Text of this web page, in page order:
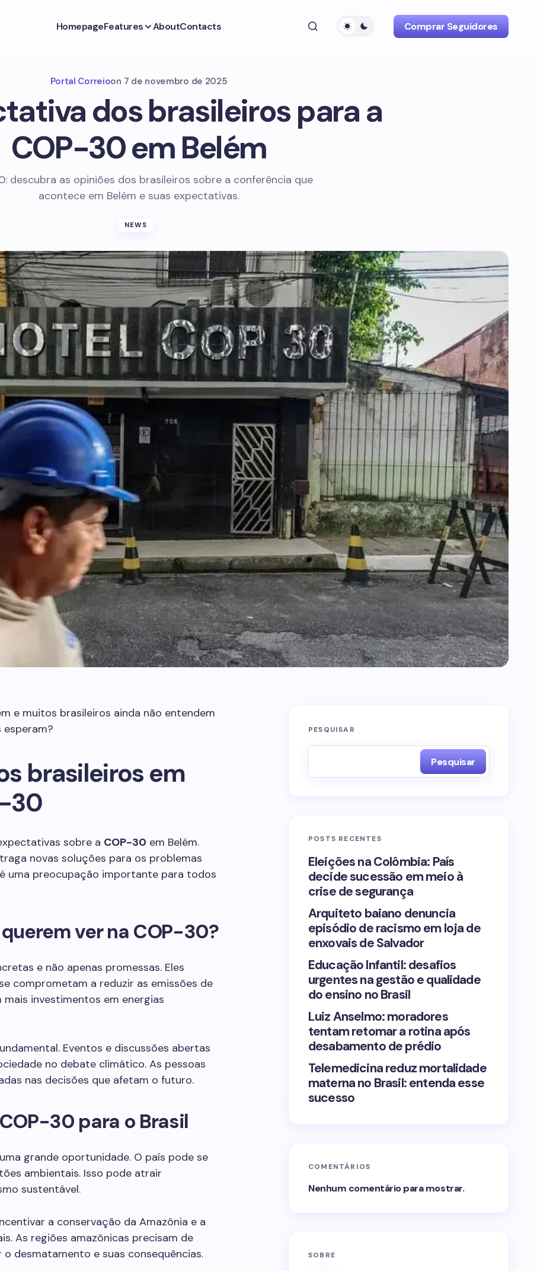
HomepageFeatures AboutContacts Comprar Seguidores
Portal Correioon 7 de novembro de 2025
dos brasileiros para a
COP-30 em Belém
descubra as opiniões dos brasileiros sobre a conferência que
acontece em Belém e suas expectativas.
NEWS
e muitos brasileiros ainda não entendem
esperam?
brasileiros em
30
sobre a COP-30 em Belém.
novas soluções para os problemas
uma preocupação importante para todos
ver na COP-30?
e não apenas promessas. Eles
comprometam a reduzir as emissões de
investimentos em energias
Eventos e discussões abertas
no debate climático. As pessoas
nas decisões que afetam o futuro.
30 para o Brasil
grande oportunidade. O país pode se
ambientais. Isso pode atrair
sustentável.
a conservação da Amazônia e a
As regiões amazônicas precisam de
desmatamento e suas consequências.
PESQUISAR
Pesquisar
POSTS RECENTES
Eleições na Colômbia: País
decide sucessão em meio à
crise de segurança
Arquiteto baiano denuncia
episódio de racismo em loja de
enxovais de Salvador
Educação Infantil: desafios
urgentes na gestão e qualidade
do ensino no Brasil
Luiz Anselmo: moradores
tentam retomar a rotina após
desabamento de prédio
Telemedicina reduz mortalidade
materna no Brasil: entenda esse
sucesso
COMENTÁRIOS
Nenhum comentário para mostrar.
SOBRE